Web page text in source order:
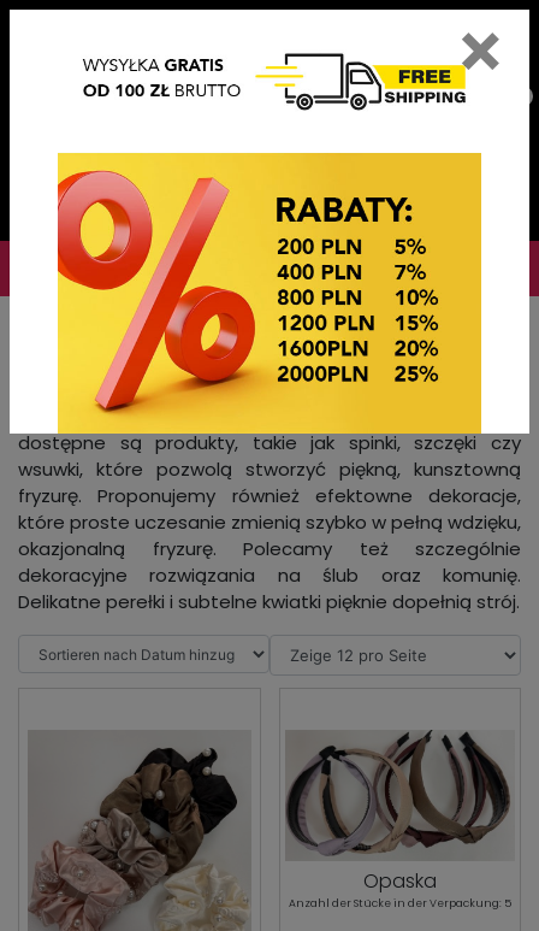
OKAZJE CENOWE
Haarschmuck
Finezyjne lub proste, ozdoby do włosów stanowią od
zawsze integralny element ubioru. W naszej ofercie
dostępne są produkty, takie jak spinki, szczęki czy
wsuwki, które pozwolą stworzyć piękną, kunsztowną
fryzurę. Proponujemy również efektowne dekoracje,
które proste uczesanie zmienią szybko w pełną wdzięku,
okazjonalną fryzurę. Polecamy też szczególnie
dekoracyjne rozwiązania na ślub oraz komunię.
Delikatne perełki i subtelne kwiatki pięknie dopełnią strój.
Opaska
Anzahl der Stücke in der Verpackung: 5
×